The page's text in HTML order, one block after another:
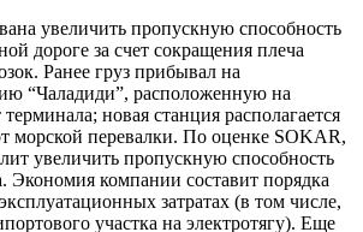
увеличить пропускную способность
дороге за счет сокращения плеча
Ранее груз прибывал на
“Чаладиди”, расположенную на
новая станция располагается
морской перевалки. По оценке SOKAR,
увеличить пропускную способность
Экономия компании составит порядка
затратах (в том числе,
участка на электротягу). Еще